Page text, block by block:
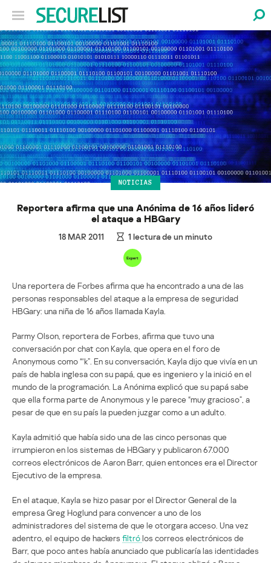
NOTICIAS
Reportera afirma que una Anónima de 16 años lideró
el ataque a HBGary
18 MAR 2011 1 lectura de un minuto
Una reportera de Forbes afirma que ha encontrado a una de las
personas responsables del ataque a la empresa de seguridad
HBGary: una niña de 16 años llamada Kayla.
Parmy Olson, reportera de Forbes, afirma que tuvo una
conversación por chat con Kayla, que opera en el foro de
Anonymous como “‘k”. En su conversación, Kayla dijo que vivía en un
país de habla inglesa con su papá, que es ingeniero y la inició en el
mundo de la programación. La Anónima explicó que su papá sabe
que ella forma parte de Anonymous y le parece “muy gracioso”, a
pesar de que en su país la pueden juzgar como a un adulto.
Kayla admitió que había sido una de las cinco personas que
irrumpieron en los sistemas de HBGary y publicaron 67.000
correos electrónicos de Aaron Barr, quien entonces era el Director
Ejecutivo de la empresa.
En el ataque, Kayla se hizo pasar por el Director General de la
empresa Greg Hoglund para convencer a uno de los
administradores del sistema de que le otorgara acceso. Una vez
adentro, el equipo de hackers filtrólos correos electrónicos de
Barr, que poco antes había anunciado que publicaría las identidades